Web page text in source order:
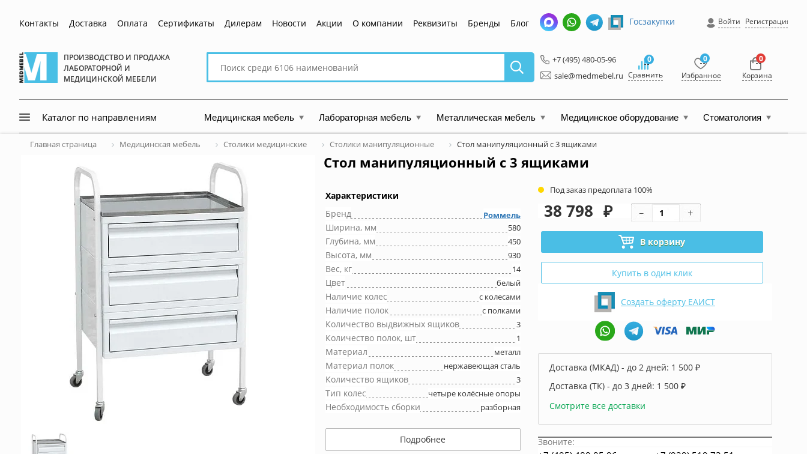
Контакты Доставка Оплата Сертификаты Дилерам Новости Акции О компании Реквизиты Бренды Блог
ПРОИЗВОДСТВО И ПРОДАЖА
ЛАБОРАТОРНОЙ И
МЕДИЦИНСКОЙ МЕБЕЛИ
Поиск
сайту
Госзакупки Войти Регистрация
+7 (495) 480-05-96
sale@medmebel.ru
0
Сравнить
0
Избранное
0
Корзина
Каталог по направлениям Медицинская мебель Лабораторная мебель Металлическая мебель Медицинское оборудование Стоматология
Главная страница Медицинская мебель Столики медицинские Столики манипуляционные Стол манипуляционный c 3 ящиками
Стол манипуляционный c 3 ящиками
Характеристики
Бренд
Роммель
Ширина, мм 580
Глубина, мм 450
Высота, мм 930
Вес, кг 14
Цвет белый
Наличие колес с колесами
Наличие полок с полками
Количество выдвижных ящиков 3
Количество полок, шт 1
Материал металл
Материал полок нержавеющая сталь
Количество ящиков 3
Тип колес четыре колёсные опоры
Необходимость сборки разборная
Подробнее
Под заказ предоплата 100%
38 798 ₽
В корзину
Купить в один клик
Создать оферту ЕАИСТ
Доставка (МКАД) - до 2 дней: 1 500 ₽
Доставка (ТК) - до 3 дней: 1 500 ₽
Смотрите все доставки
Звоните: